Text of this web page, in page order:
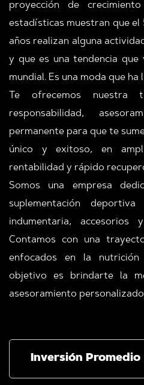
proyección de
estadísticas muestran que el
años realizan alguna
y que es una tendencia que
mundial. Es una moda que ha
Te ofrecemos nuestra
responsabilidad,
permanente para que te
único y exitoso, en
rentabilidad y rápido
Somos una empresa
suplementación
indumentaria, accesorios
Contamos con una
enfocados en la
objetivo es brindarte la
asesoramiento
Inversión Promedio